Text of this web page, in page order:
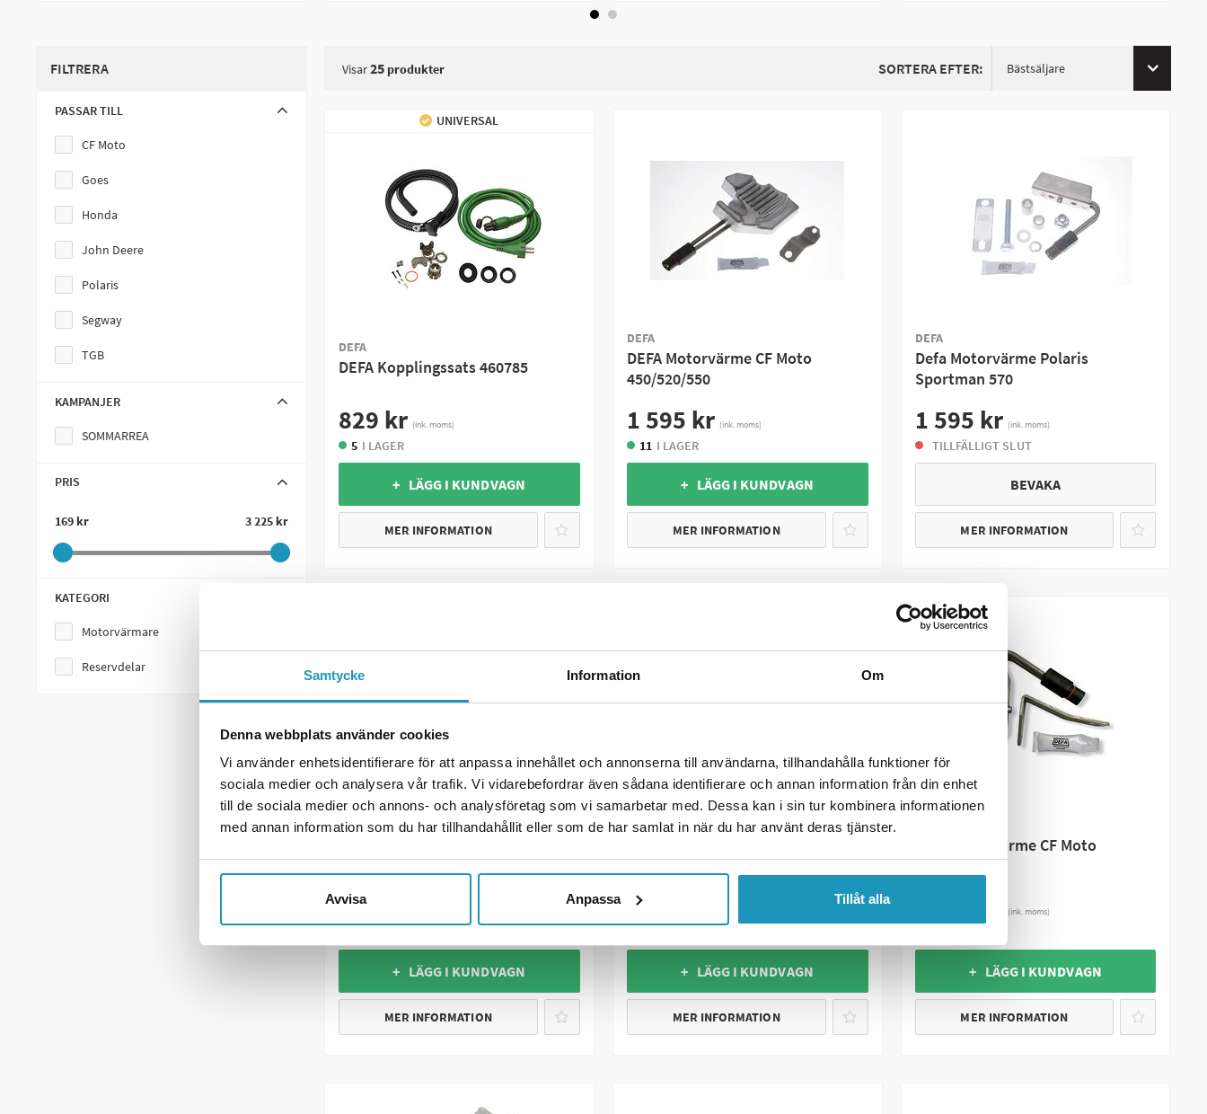
Samtycke Information Om
Denna webbplats använder cookies
Vi använder enhetsidentifierare för att anpassa innehållet och annonserna till användarna, tillhandahålla funktioner för
sociala medier och analysera vår trafik. Vi vidarebefordrar även sådana identifierare och annan information från din enhet
till de sociala medier och annons- och analysföretag som vi samarbetar med. Dessa kan i sin tur kombinera informationen
med annan information som du har tillhandahållit eller som de har samlat in när du har använt deras tjänster.
Avvisa Anpassa Tillåt alla
FILTRERA
PASSAR TILL
CF Moto
Goes
Honda
John Deere
Polaris
Segway
TGB
KAMPANJER
SOMMARREA
PRIS
169 kr 3 225 kr
KATEGORI
Motorvärmare
Reservdelar
Visar25produkter SORTERA EFTER: Bästsäljare
UNIVERSAL
DEFA
DEFA Kopplingssats 460785
829 kr (ink. moms)
5 I LAGER
+ LÄGG I KUNDVAGN
MER INFORMATION
DEFA
DEFA Motorvärme CF Moto
450/520/550
1 595 kr (ink. moms)
11 I LAGER
+ LÄGG I KUNDVAGN
MER INFORMATION
DEFA
Defa Motorvärme Polaris
Sportman 570
1 595 kr (ink. moms)
TILLFÄLLIGT SLUT
BEVAKA
MER INFORMATION
DEFA
169 kr
+ LÄGG I KUNDVAGN
MER INFORMATION
DEFA
AT6
1 845 kr
+ LÄGG I KUNDVAGN
MER INFORMATION
Defa Motorvärme CF Moto
850/1000
(ink. moms)
+ LÄGG I KUNDVAGN
MER INFORMATION